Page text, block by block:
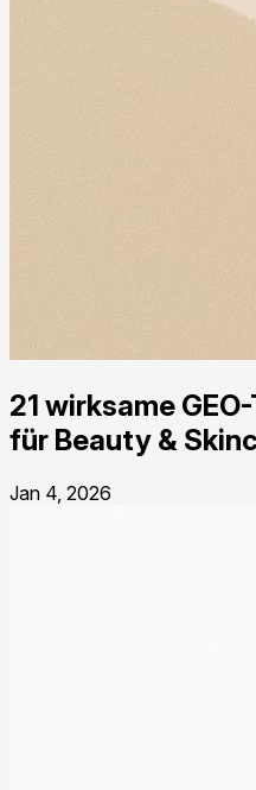
21 wirksame
für Beauty &
Jan 4, 2026